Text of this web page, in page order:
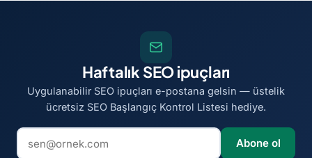
Haftalık SEO ipuçları
Uygulanabilir SEO ipuçları e-postana gelsin — üstelik
ücretsiz SEO Başlangıç Kontrol Listesi hediye.
E-posta adresi
Abone ol